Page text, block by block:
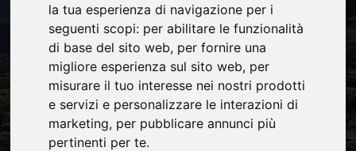
la tua esperienza di navigazione per i
seguenti scopi: per abilitare le funzionalità
di base del sito web, per fornire una
migliore esperienza sul sito web, per
misurare il tuo interesse nei nostri prodotti
e servizi e personalizzare le interazioni di
marketing, per pubblicare annunci più
pertinenti per te.